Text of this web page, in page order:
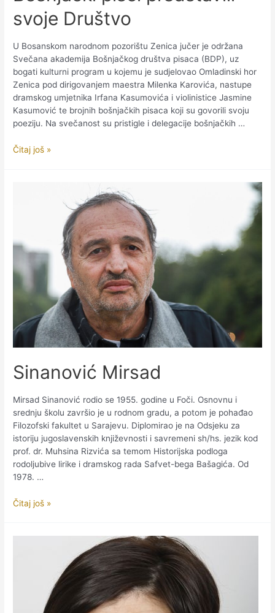
svoje Društvo
U Bosanskom narodnom pozorištu Zenica jučer je održana
Svečana akademija Bošnjačkog društva pisaca (BDP), uz
bogati kulturni program u kojemu je sudjelovao Omladinski hor
Zenica pod dirigovanjem maestra Milenka Karovića, nastupe
dramskog umjetnika Irfana Kasumovića i violinistice Jasmine
Kasumović te brojnih bošnjačkih pisaca koji su govorili svoju
poeziju. Na svečanost su pristigle i delegacije bošnjačkih …
Historijski
Društvo
Čitaj još »
Sinanović Mirsad
Mirsad Sinanović rodio se 1955. godine u Foči. Osnovnu i
srednju školu završio je u rodnom gradu, a potom je pohađao
Filozofski fakultet u Sarajevu. Diplomirao je na Odsjeku za
istoriju jugoslavenskih književnosti i savremeni sh/hs. jezik kod
prof. dr. Muhsina Rizvića sa temom Historijska podloga
rodoljubive lirike i dramskog rada Safvet-bega Bašagića. Od
1978. …
Sinanović
Čitaj još »